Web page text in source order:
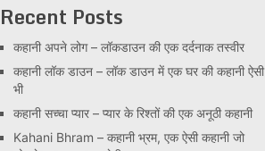
Recent Posts
कहानी अपने लोग – लॉकडाउन की एक दर्दनाक तस्वीर
कहानी लॉक डाउन – लॉक डाउन में एक घर की कहानी ऐसी
भी
कहानी सच्चा प्यार – प्यार के रिश्तों की एक अनूठी कहानी
Kahani Bhram – कहानी भ्रम, एक ऐसी कहानी जो